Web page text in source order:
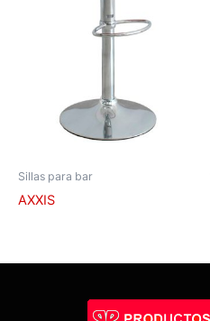
Sillas para bar
AXXIS